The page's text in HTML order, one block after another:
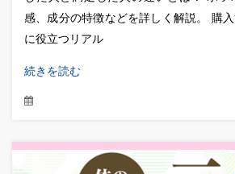
感、成分の特徴などを詳しく解説。 購
に役立つリアル
続きを読む